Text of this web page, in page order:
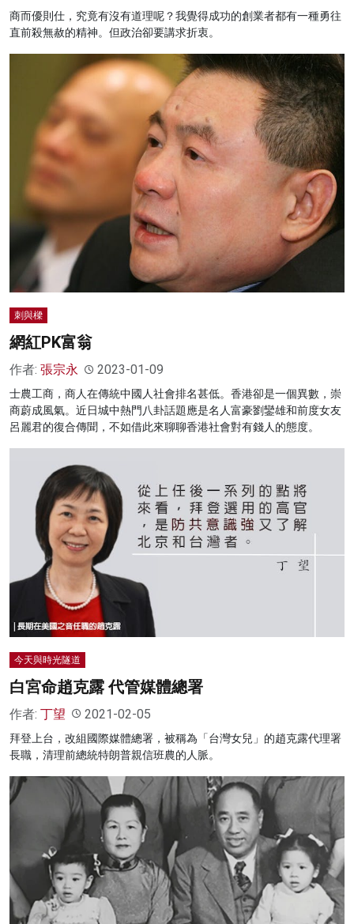
商而優則仕，究竟有沒有道理呢？我覺得成功的創業者都有一種勇往
直前殺無赦的精神。但政治卻要講求折衷。
刺與樑
網紅PK富翁
作者: 張宗永 2023-01-09
士農工商，商人在傳統中國人社會排名甚低。香港卻是一個異數，崇
商蔚成風氣。近日城中熱門八卦話題應是名人富豪劉鑾雄和前度女友
呂麗君的復合傳聞，不如借此來聊聊香港社會對有錢人的態度。
今天與時光隧道
白宮命趙克露 代管媒體總署
作者: 丁望 2021-02-05
拜登上台，改組國際媒體總署，被稱為「台灣女兒」的趙克露代理署
長職，清理前總統特朗普親信班農的人脈。